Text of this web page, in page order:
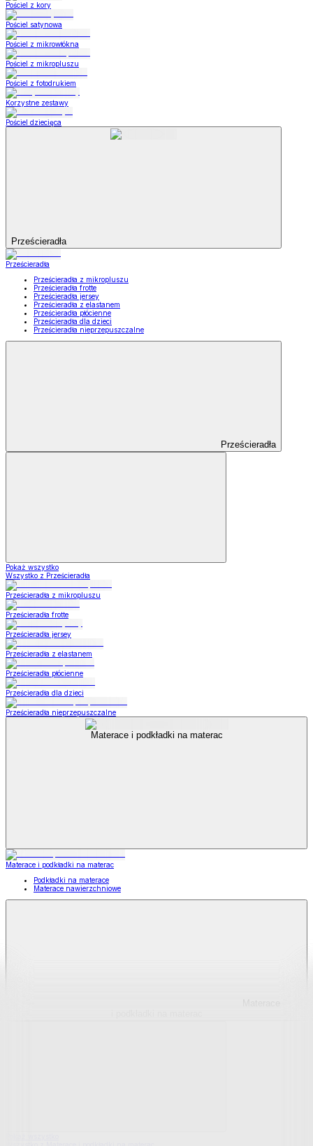
Pościel z kory
Pościel satynowa
Pościel z mikrowłókna
Pościel z mikropluszu
Pościel z fotodrukiem
Korzystne zestawy
Pościel dziecięca
Prześcieradła
Prześcieradła
Prześcieradła z mikropluszu
Prześcieradła frotte
Prześcieradła jersey
Prześcieradła z elastanem
Prześcieradła płócienne
Prześcieradła dla dzieci
Prześcieradła nieprzepuszczalne
Prześcieradła
Pokaż wszystko
Wszystko z Prześcieradła
Prześcieradła z mikropluszu
Prześcieradła frotte
Prześcieradła jersey
Prześcieradła z elastanem
Prześcieradła płócienne
Prześcieradła dla dzieci
Prześcieradła nieprzepuszczalne
Materace i podkładki na materac
Materace i podkładki na materac
Podkładki na materace
Materace nawierzchniowe